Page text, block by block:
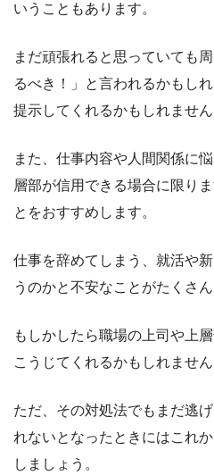
いうこともあります。
まだ頑張れると思っていても
るべき！」と言われるかもし
提示してくれるかもしれません
また、仕事内容や人間関係に
層部が信用できる場合に限り
とをおすすめします。
仕事を辞めてしまう、就活や
うのかと不安なことがたくさん
もしかしたら職場の上司や上
こうじてくれるかもしれません
ただ、その対処法でもまだ逃
れないとなったときにはこれ
しましょう。